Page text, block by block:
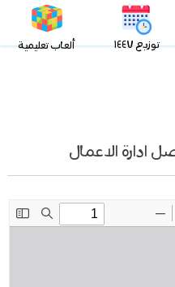
توزيع ١٤٤٧ ألعاب تعليمية
ادارة الاعمال